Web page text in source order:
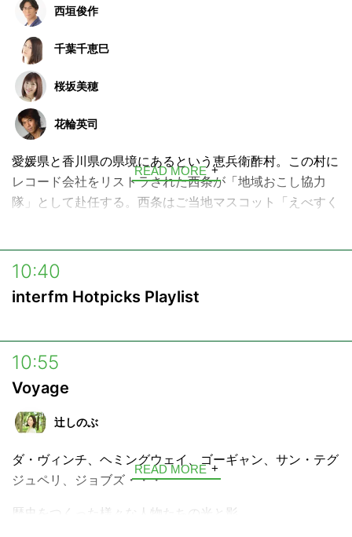
“絆”のコミュニティの参加方法
1.「“絆”のコミュニティ」のURL にアクセス。
2. 画面左上「新規登録」ボタンからメールアドレスの登
録作業を行ってください。
3. ご入力いただいたメールアドレス宛てに届いたメール
からユーザー登録用URLにアクセスします。
添える“おいしい”の種がきっと見つかるはず！
西垣俊作
千葉千恵巳
桜坂美穂
花輪英司
愛媛県と香川県の県境にあるという恵兵衛酢村。この村に
レコード会社をリストラされた西条が「地域おこし協力
隊」として赴任する。西条はご当地マスコット「えべすく
西条のリストラのせいでデビューを逃したミュージシャン
との偶然の再会や地域に伝わる歴史ロマンが交錯する「地
方創生ファンタジー」。
READ MORE
10:40
interfm Hotpicks Playlist
10:55
Voyage
辻しのぶ
ダ・ヴィンチ、ヘミングウェイ、ゴーギャン、サン・テグ
ジュペリ、ジョブズ・・・
歴史をつくった様々な人物たちの光と影。
READ MORE